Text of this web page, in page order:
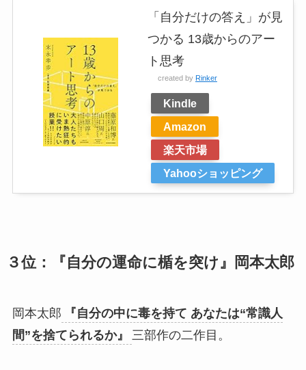
「自分だけの答え」が見
つかる 13歳からのアー
ト思考
created by Rinker
Kindle
Amazon
楽天市場
Yahooショッピング
３位：『自分の運命に楯を突け』岡本太郎
岡本太郎
『自分の中に毒を持て あなたは“常識人
間”を捨てられるか』
三部作の二作目。